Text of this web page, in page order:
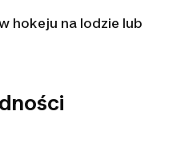
hokeju na lodzie lub